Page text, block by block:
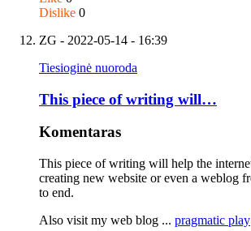
Dislike 0
ZG - 2022-05-14 - 16:39
Tiesioginė nuoroda
This piece of writing will…
Komentaras
This piece of writing will help the
creating new website or even a weblog
to end.
Also visit my web blog ... pragmatic play